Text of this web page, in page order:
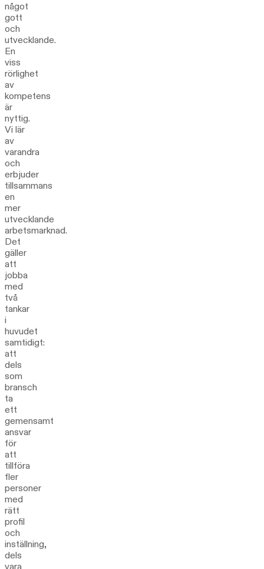
något
gott
och
utvecklande.
En
viss
rörlighet
av
kompetens
är
nyttig.
Vi lär
av
varandra
och
erbjuder
tillsammans
en
mer
utvecklande
arbetsmarknad.
Det
gäller
att
jobba
med
två
tankar
i
huvudet
samtidigt:
att
dels
som
bransch
ta
ett
gemensamt
ansvar
för
att
tillföra
fler
personer
med
rätt
profil
och
inställning,
dels
vara